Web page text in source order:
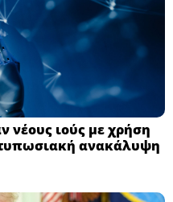
νέους ιούς με χρήση
ανακάλυψη